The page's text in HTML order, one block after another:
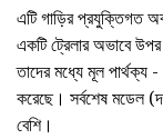
এটি গাড়ির প্রযুক্তিগত
একটি ট্রেলার অভাবে
তাদের মধ্যে মূল পার্থক্য
করেছে। সর্বশেষ মডেল
বেশি।